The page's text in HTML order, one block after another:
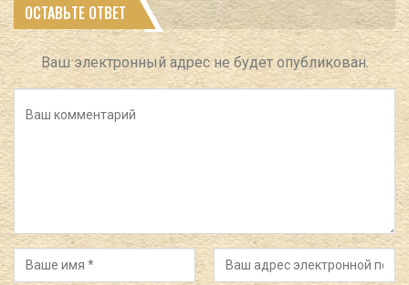
ОСТАВЬТЕ ОТВЕТ
Ваш электронный адрес не будет опубликован.